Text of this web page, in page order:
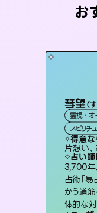
お
彗望（
霊視・オ
スピリチ
得意な
片想い
占い
3,700年
占術「
かう道
体的な対
片
恋
係
恋
寧